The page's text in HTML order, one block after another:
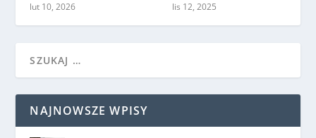
lut 10, 2026 lis 12, 2025
NAJNOWSZE WPISY